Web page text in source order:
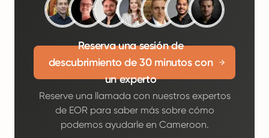
Reserva una sesión de
descubrimiento de 30 minutos con
un experto
Reserve una llamada con nuestros expertos
de EOR para saber más sobre cómo
podemos ayudarle en Cameroon.